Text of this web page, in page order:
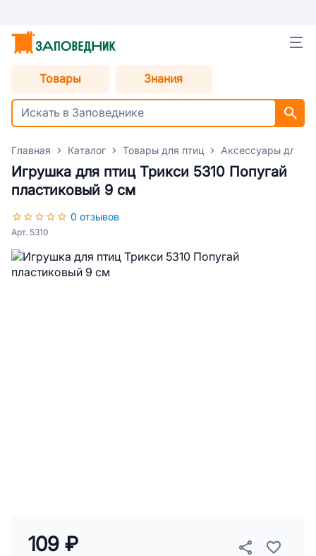
Товары Знания
Главная Каталог Товары для птиц Аксессуары для
Игрушка для птиц Трикси 5310 Попугай
пластиковый 9 см
0 отзывов
Арт. 5310
109 ₽